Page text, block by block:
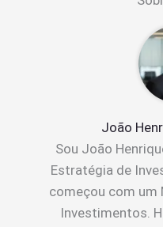
João
Sou João
Estratégia de
começou com um
Investimentos.